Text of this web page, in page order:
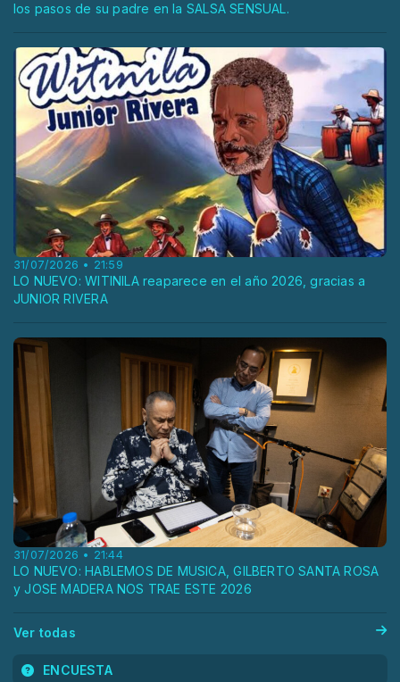
los pasos de su padre en la SALSA SENSUAL.
31/07/2026 • 21:59
LO NUEVO: WITINILA reaparece en el año 2026, gracias a
JUNIOR RIVERA
31/07/2026 • 21:44
LO NUEVO: HABLEMOS DE MUSICA, GILBERTO SANTA ROSA
y JOSE MADERA NOS TRAE ESTE 2026
Ver todas
ENCUESTA